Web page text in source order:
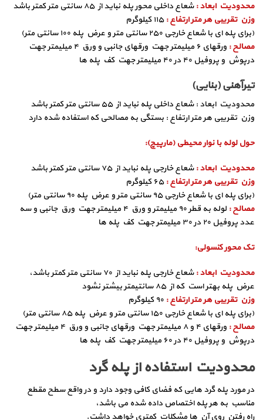
محدودیت ابعاد :شعاع داخلی محور پله نباید از ۸۵ سانتی متر کمتر باشد
وزن تقریبی هر متر ارتفاع :۱۱۵ کیلوگرم
(برای پله ای با شعاع خارجی ۲۵۰ سانتی متر و عرض پله ۱۰۰ سانتی متر)
مصالح :
ورقهای ۶ میلیمتر جهت ورقهای جانبی و ورق ۴ میلیمتر جهت
درپوش و پروفیل ۴۰ در ۴۰ میلیمتر جهت کف پله ها
تیرآهنی (بنایی)
محدودیت ابعاد : شعاع داخلی پله نباید از ۵۵ سانتی متر کمتر باشد
وزن تقریبی هر متر ارتفاع : بستگی به مصالحی که استفاده شده دارد
حول لوله با نوار محیطی (مارپیچ):
محدودیت ابعاد :شعاع خارجی پله نباید از ۷۵ سانتی متر کمتر باشد
وزن تقریبی هر متر ارتفاع :۶۵ کیلوگرم
(برای پله ای با شعاع خارجی ۹۵ سانتی متر و عرض پله ۹۰ سانتی متر)
مصالح :
لوله به قطر ۹۰ میلیمتر و ورق ۴ میلیمتر جهت ورق جانبی و سه
عدد پروفیل ۲۰ در ۳۰ میلیمتر جهت کف پله ها
تک محور کنسولی:
محدودیت ابعاد :
شعاع خارجی پله نباید از ۷۰ سانتی متر کمتر باشد،
عرض پله بهتر است که از ۸۵ سانتیمتر بیشتر نشود
وزن تقریبی هر متر ارتفاع :
(برای پله ای با شعاع خارجی ۱۵۰ سانتی متر و عرض پله ۸۵ سانتی متر)
مصالح :
ورقهای ۴ و ۸ میلیمتر جهت ورقهای جانبی و ورق ۴ میلیمتر جهت
درپوش و پروفیل ۴۰ در ۶۰ میلیمتر جهت کف پله ها
محدودیت استفاده از پله گرد
در مورد پله گرد هایی که فضای کافی وجود دارد و در واقع سطح مقطع
مناسب به هر پله اختصاص داده شده می باشد،
راه رفتن روی آن ها مشکلات کمتری خواهد داشت.